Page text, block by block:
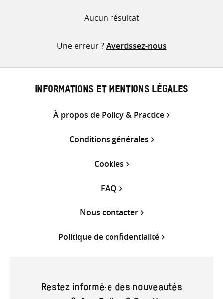
Aucun résultat
Une erreur ?Avertissez-nous
INFORMATIONS ET MENTIONS LÉGALES
À propos de Policy & Practice
Conditions générales
Cookies
FAQ
Nous contacter
Politique de confidentialité
Restez informé·e des nouveautés